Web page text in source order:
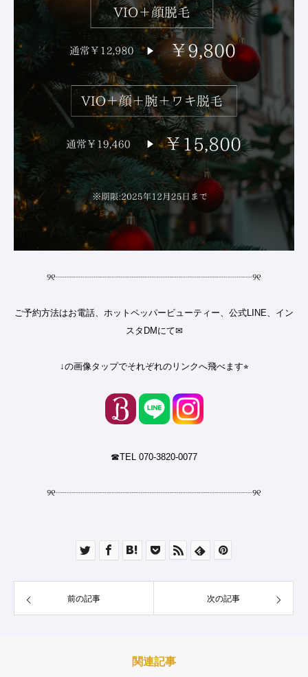
୨୧┈┈┈┈┈┈┈┈┈┈┈┈┈┈┈┈┈┈┈┈┈┈୨୧
ご予約方法はお電話、ホットペッパービューティー、公式LINE、イン
スタDMにて✉︎
↓の画像タップでそれぞれのリンクへ飛べます⭐︎
☎︎TEL 070-3820-0077
୨୧┈┈┈┈┈┈┈┈┈┈┈┈┈┈┈┈┈┈┈┈┈┈୨୧
前の記事 次の記事
関連記事